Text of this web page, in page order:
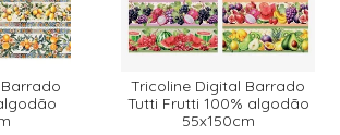
Tricoline Digital Barrado
Tutti Frutti 100% algodão
55x150cm